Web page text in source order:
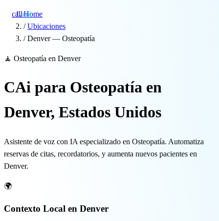
callcai
Precios
Integraciones
Demo →
Home
/ Ubicaciones
/ Denver — Osteopatía
🧘 Osteopatía en Denver
CAi para Osteopatía en
Denver, Estados Unidos
Asistente de voz con IA especializado en Osteopatía. Automatiza
reservas de citas, recordatorios, y aumenta nuevos pacientes en
Denver.
🌍
Contexto Local en Denver